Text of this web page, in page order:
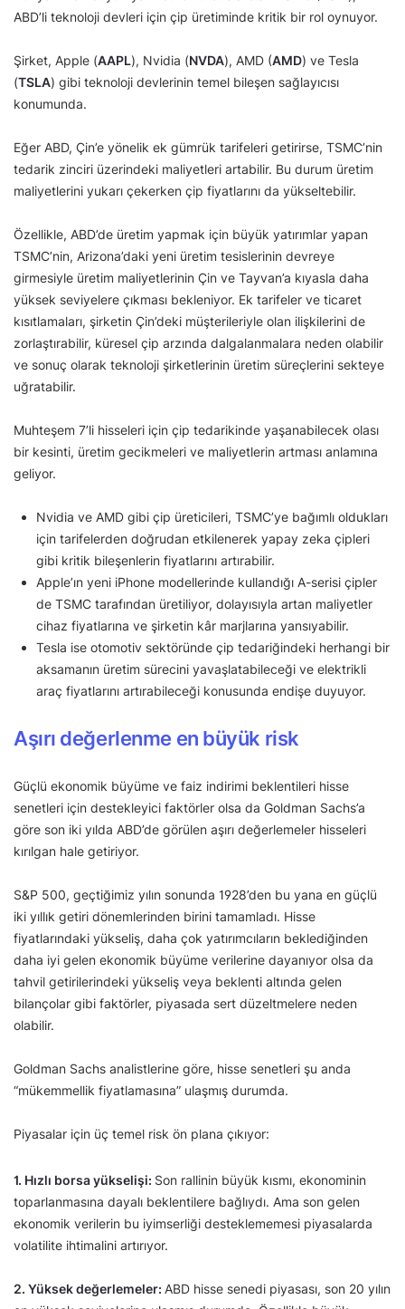
ABD’li teknoloji devleri için çip üretiminde kritik bir rol oynuyor.
Şirket, Apple (AAPL), Nvidia (NVDA), AMD (AMD) ve Tesla
(TSLA) gibi teknoloji devlerinin temel bileşen sağlayıcısı
konumunda.
Eğer ABD, Çin’e yönelik ek gümrük tarifeleri getirirse, TSMC’nin
tedarik zinciri üzerindeki maliyetleri artabilir. Bu durum üretim
maliyetlerini yukarı çekerken çip fiyatlarını da yükseltebilir.
Özellikle, ABD’de üretim yapmak için büyük yatırımlar yapan
TSMC’nin, Arizona’daki yeni üretim tesislerinin devreye
girmesiyle üretim maliyetlerinin Çin ve Tayvan’a kıyasla daha
yüksek seviyelere çıkması bekleniyor. Ek tarifeler ve ticaret
kısıtlamaları, şirketin Çin’deki müşterileriyle olan ilişkilerini de
zorlaştırabilir, küresel çip arzında dalgalanmalara neden olabilir
ve sonuç olarak teknoloji şirketlerinin üretim süreçlerini sekteye
uğratabilir.
Muhteşem 7’li hisseleri için çip tedarikinde yaşanabilecek olası
bir kesinti, üretim gecikmeleri ve maliyetlerin artması anlamına
geliyor.
Nvidia ve AMD gibi çip üreticileri, TSMC’ye bağımlı oldukları
için tarifelerden doğrudan etkilenerek yapay zeka çipleri
gibi kritik bileşenlerin fiyatlarını artırabilir.
Apple’ın yeni iPhone modellerinde kullandığı A-serisi çipler
de TSMC tarafından üretiliyor, dolayısıyla artan maliyetler
cihaz fiyatlarına ve şirketin kâr marjlarına yansıyabilir.
Tesla ise otomotiv sektöründe çip tedariğindeki herhangi bir
aksamanın üretim sürecini yavaşlatabileceği ve elektrikli
araç fiyatlarını artırabileceği konusunda endişe duyuyor.
Aşırı değerlenme en büyük risk
Güçlü ekonomik büyüme ve faiz indirimi beklentileri hisse
senetleri için destekleyici faktörler olsa da Goldman Sachs’a
göre son iki yılda ABD’de görülen aşırı değerlemeler hisseleri
kırılgan hale getiriyor.
S&P 500, geçtiğimiz yılın sonunda 1928’den bu yana en güçlü
iki yıllık getiri dönemlerinden birini tamamladı. Hisse
fiyatlarındaki yükseliş, daha çok yatırımcıların beklediğinden
daha iyi gelen ekonomik büyüme verilerine dayanıyor olsa da
tahvil getirilerindeki yükseliş veya beklenti altında gelen
bilançolar gibi faktörler, piyasada sert düzeltmelere neden
olabilir.
Goldman Sachs analistlerine göre, hisse senetleri şu anda
“mükemmellik fiyatlamasına” ulaşmış durumda.
Piyasalar için üç temel risk ön plana çıkıyor:
1. Hızlı borsa yükselişi: Son rallinin büyük kısmı, ekonominin
toparlanmasına dayalı beklentilere bağlıydı. Ama son gelen
ekonomik verilerin bu iyimserliği desteklememesi piyasalarda
volatilite ihtimalini artırıyor.
2. Yüksek değerlemeler: ABD hisse senedi piyasası, son 20 yılın